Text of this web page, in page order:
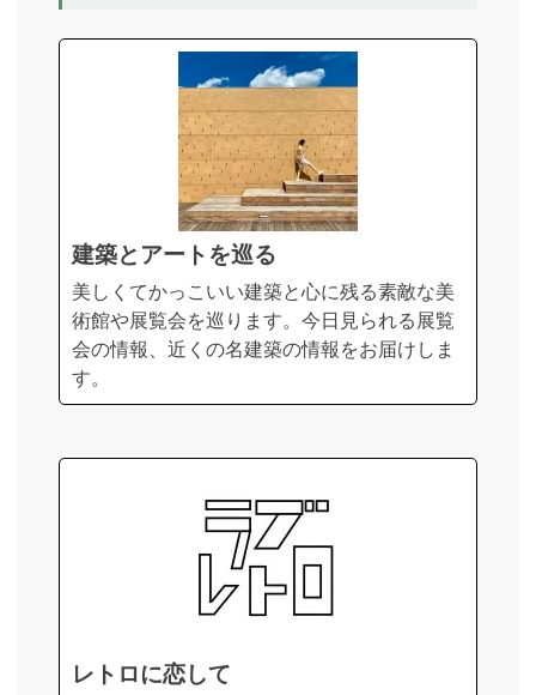
建築とアートを巡る
美しくてかっこいい建築と心に残る素敵な美
術館や展覧会を巡ります。今日見られる展覧
会の情報、近くの名建築の情報をお届けしま
す。
レトロに恋して